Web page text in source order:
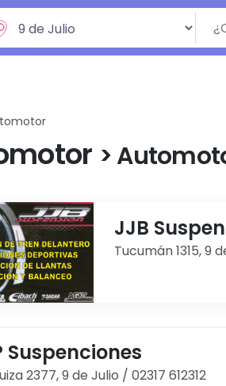
>
JJB
Tucumán 1315, 9
Suspenciones
2377, 9 de Julio / 02317 612312